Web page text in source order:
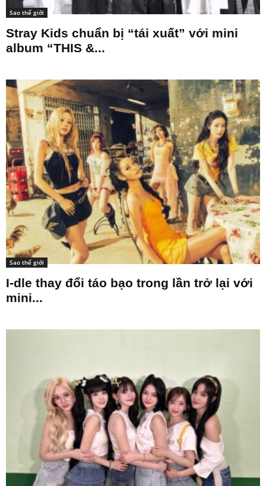
Sao thế giới
Stray Kids chuẩn bị “tái xuất” với mini
album “THIS &...
Sao thế giới
I-dle thay đổi táo bạo trong lần trở lại với
mini...